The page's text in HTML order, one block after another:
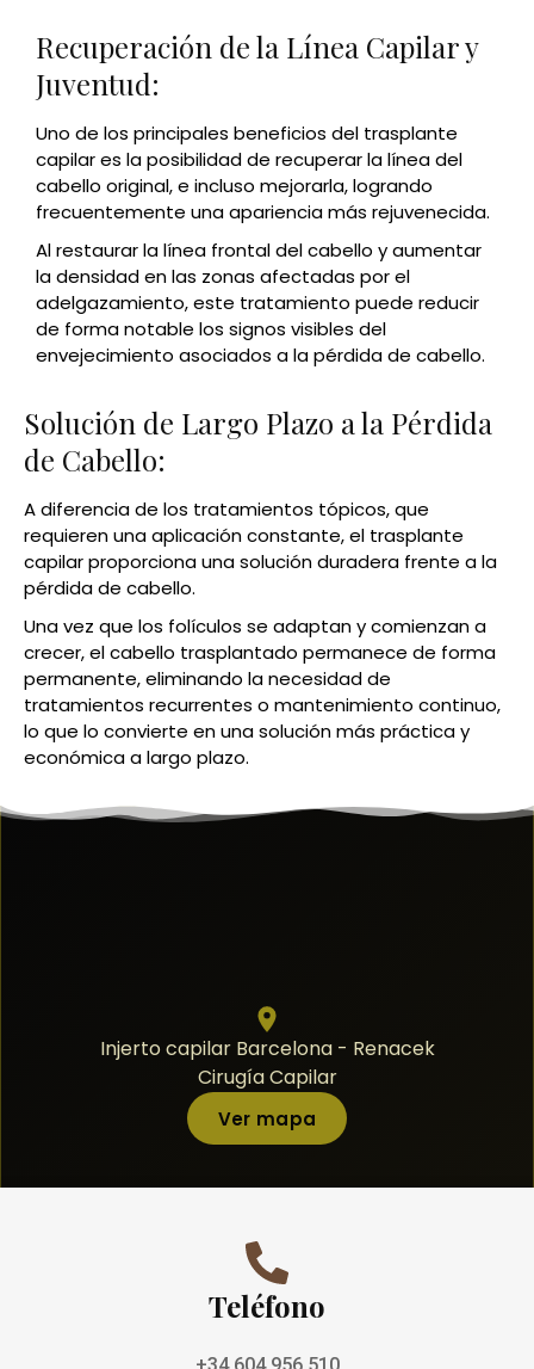
Recuperación de la Línea Capilar y
Juventud:
Uno de los principales beneficios del trasplante
capilar es la posibilidad de recuperar la línea del
cabello original, e incluso mejorarla, logrando
frecuentemente una apariencia más rejuvenecida.
Al restaurar la línea frontal del cabello y aumentar
la densidad en las zonas afectadas por el
adelgazamiento, este tratamiento puede reducir
de forma notable los signos visibles del
envejecimiento asociados a la pérdida de cabello.
Solución de Largo Plazo a la Pérdida
de Cabello:
A diferencia de los tratamientos tópicos, que
requieren una aplicación constante, el trasplante
capilar proporciona una solución duradera frente a la
pérdida de cabello.
Una vez que los folículos se adaptan y comienzan a
crecer, el cabello trasplantado permanece de forma
permanente, eliminando la necesidad de
tratamientos recurrentes o mantenimiento continuo,
lo que lo convierte en una solución más práctica y
económica a largo plazo.
Injerto capilar Barcelona - Renacek
Cirugía Capilar
Ver mapa
Teléfono